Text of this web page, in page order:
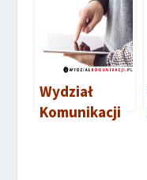
Wydział
Komunikacji